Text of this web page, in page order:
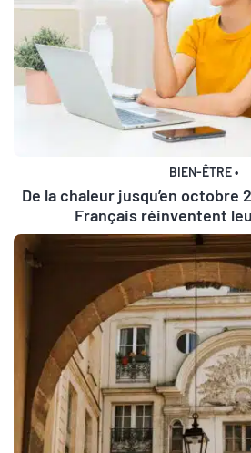
BIEN-ÊTRE•
De la chaleur jusqu’en octobre
Français réinventent